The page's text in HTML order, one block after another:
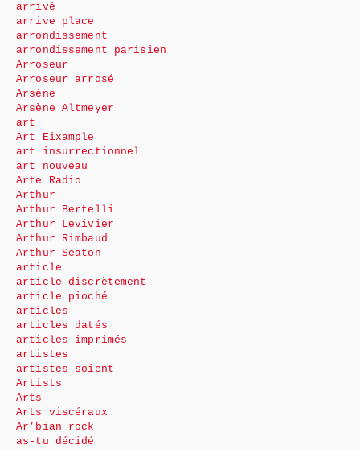
arrivé
arrive place
arrondissement
arrondissement parisien
Arroseur
Arroseur arrosé
Arsène
Arsène Altmeyer
art
Art Eixample
art insurrectionnel
art nouveau
Arte Radio
Arthur
Arthur Bertelli
Arthur Levivier
Arthur Rimbaud
Arthur Seaton
article
article discrètement
article pioché
articles
articles datés
articles imprimés
artistes
artistes soient
Artists
Arts
Arts viscéraux
Ar’bian rock
as-tu décidé